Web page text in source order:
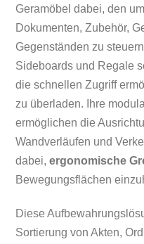
Geramöbel dabei, den
Dokumenten, Zubehör,
Gegenständen zu
Sideboards und Regale
die schnellen Zugriff
zu überladen. Ihre
ermöglichen die
Wandverläufen und
dabei,ergonomische
Bewegungsflächen
Diese
Sortierung von Akten,